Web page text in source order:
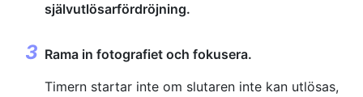
självutlösarfördröjning.
Rama in fotografiet och fokusera.
Timern startar inte om slutaren inte kan utlösas,